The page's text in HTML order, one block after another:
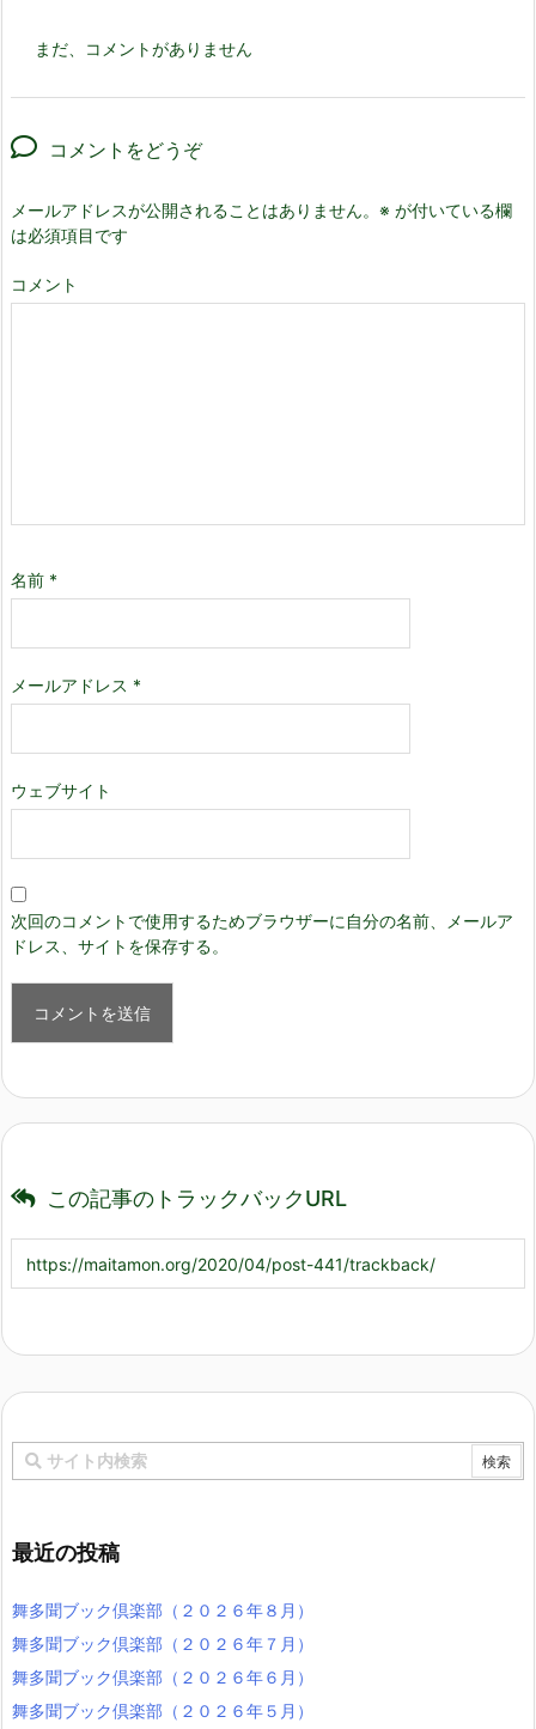
まだ、コメントがありません
コメントをどうぞ
メールアドレスが公開されることはありません。 ※ が付いている欄
は必須項目です
コメント
名前 *
メールアドレス *
ウェブサイト
次回のコメントで使用するためブラウザーに自分の名前、メールア
ドレス、サイトを保存する。
この記事のトラックバックURL
最近の投稿
舞多聞ブック倶楽部（２０２６年８月）
舞多聞ブック倶楽部（２０２６年７月）
舞多聞ブック倶楽部（２０２６年６月）
舞多聞ブック倶楽部（２０２６年５月）